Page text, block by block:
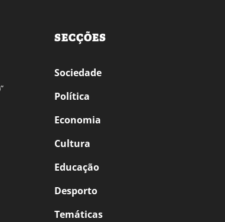
SECÇÕES
Sociedade
Política
Economia
Cultura
Educação
Desporto
Temáticas